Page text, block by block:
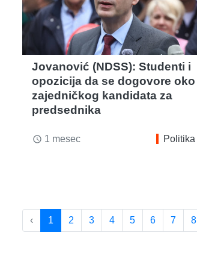
Jovanović (NDSS): Studenti i
opozicija da se dogovore oko
zajedničkog kandidata za
predsednika
access_time 1 mesec Politika
‹ 1 2 3 4 5 6 7 8